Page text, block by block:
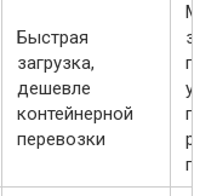
Быстрая
загрузка,
дешевле
контейнерной
перевозки